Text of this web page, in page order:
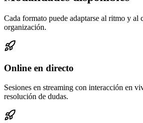
Cada formato puede adaptarse al ritmo y al
organización.
Online en directo
Sesiones en streaming con interacción en
resolución de dudas.